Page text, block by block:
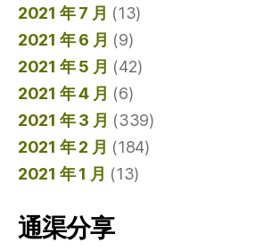
2021 年 7 月 (13)
2021 年 6 月 (9)
2021 年 5 月 (42)
2021 年 4 月 (6)
2021 年 3 月 (339)
2021 年 2 月 (184)
2021 年 1 月 (13)
通渠分享